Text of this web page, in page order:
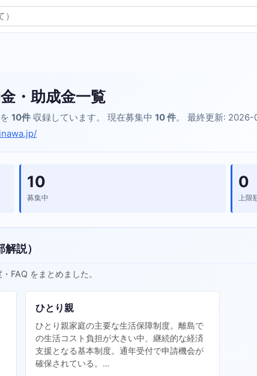
・助成金一覧
10件 収録しています。 現在募集中 10 件。 最終更新: 2026-
10
募集中
0
上限
説）
FAQ をまとめました。
ひとり親
ひとり親家庭の主要な生活保障制度。離島で
の生活コスト負担が大きい中、継続的な経済
支援となる基本制度。通年受付で申請機会が
確保されている。…